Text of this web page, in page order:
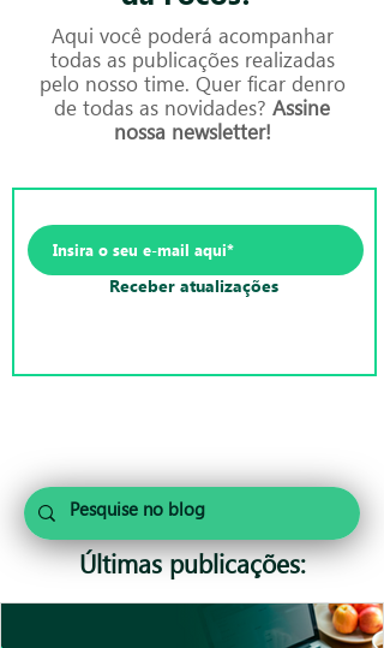
Aqui você poderá acompanhar
todas as publicações realizadas
pelo nosso time. Quer ficar denro
de todas as novidades? Assine
nossa newsletter!
Receber atualizações
Últimas publicações: